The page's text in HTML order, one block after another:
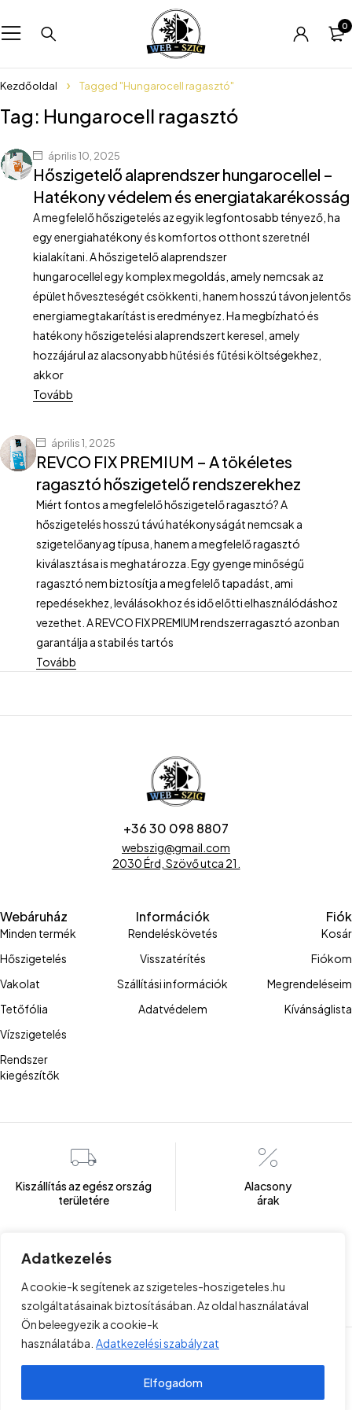
Adatkezelés
A cookie-k segítenek az szigeteles-hoszigeteles.hu
szolgáltatásainak biztosításában. Az oldal használatával
Ön beleegyezik a cookie-k
használatába. Adatkezelési szabályzat
Elfogadom
0
Kezdőoldal Tagged "Hungarocell ragasztó"
Tag: Hungarocell ragasztó
április 10, 2025
Hőszigetelő alaprendszer hungarocellel –
Hatékony védelem és energiatakarékosság
A megfelelő hőszigetelés az egyik legfontosabb tényező, ha
egy energiahatékony és komfortos otthont szeretnél
kialakítani. A hőszigetelő alaprendszer
hungarocellel egy komplex megoldás, amely nemcsak az
épület hőveszteségét csökkenti, hanem hosszú távon jelentős
energiamegtakarítást is eredményez. Ha megbízható és
hatékony hőszigetelési alaprendszert keresel, amely
hozzájárul az alacsonyabb hűtési és fűtési költségekhez,
akkor
Tovább
április 1, 2025
REVCO FIX PREMIUM – A tökéletes
ragasztó hőszigetelő rendszerekhez
Miért fontos a megfelelő hőszigetelő ragasztó? A
hőszigetelés hosszú távú hatékonyságát nemcsak a
szigetelőanyag típusa, hanem a megfelelő ragasztó
kiválasztása is meghatározza. Egy gyenge minőségű
ragasztó nem biztosítja a megfelelő tapadást, ami
repedésekhez, leválásokhoz és idő előtti elhasználódáshoz
vezethet. A REVCO FIX PREMIUM rendszerragasztó azonban
garantálja a stabil és tartós
Tovább
+36 30 098 8807
webszig@gmail.com
2030 Érd, Szövő utca 21.
Webáruház
Minden termék
Hőszigetelés
Vakolat
Tetőfólia
Vízszigetelés
Rendszer
kiegészítők
Információk
Rendeléskövetés
Visszatérítés
Szállítási információk
Adatvédelem
Fiók
Kosár
Fiókom
Megrendeléseim
Kívánságlista
Kiszállítás az egész ország
területére
Alacsony
árak
Hétfőtől - Péntekig: 8:00 - 16:00
Project Plus Kft